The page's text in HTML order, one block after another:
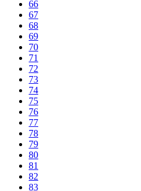
66
67
68
69
70
71
72
73
74
75
76
77
78
79
80
81
82
83